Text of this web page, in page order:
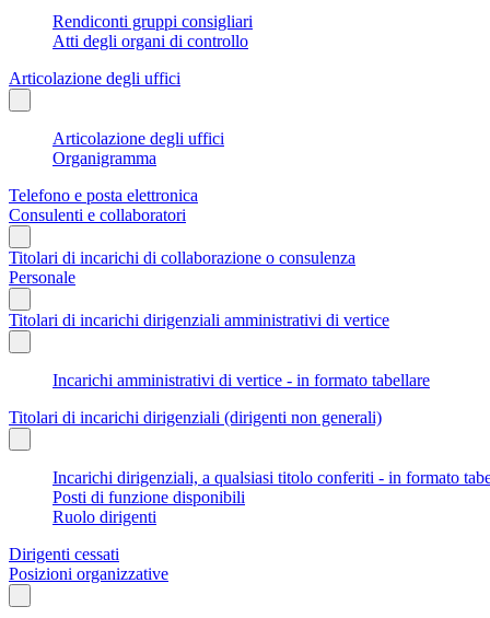
Rendiconti gruppi consigliari
Atti degli organi di controllo
Articolazione degli uffici
Articolazione degli uffici
Organigramma
Telefono e posta elettronica
Consulenti e collaboratori
Titolari di incarichi di collaborazione o consulenza
Personale
Titolari di incarichi dirigenziali amministrativi di vertice
Incarichi amministrativi di vertice - in formato tabellare
Titolari di incarichi dirigenziali (dirigenti non generali)
Incarichi dirigenziali, a qualsiasi titolo conferiti - in formato
Posti di funzione disponibili
Ruolo dirigenti
Dirigenti cessati
Posizioni organizzative